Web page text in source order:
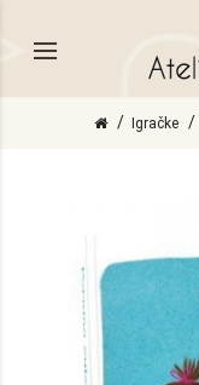
Igračke